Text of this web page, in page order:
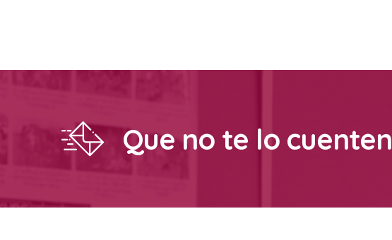
Que no te lo cuenten